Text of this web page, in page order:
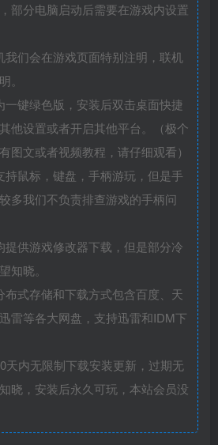
部分电脑启动后需要在游戏内设置
们会在游戏页面特别注明，联机
。
一键绿色版，安装后双击桌面快捷
他设置或者开启其他平台。（极个
图文或者视频教程，请仔细观看）
持鼠标，键盘，手柄游玩，但是手
多我们不负责排查游戏的手柄问
提供游戏修改器下载，但是部分冷
知晓。
布式存储和下载方式包含百度、天
雷等各大网盘，支持迅雷和IDM下
天内无限制下载安装更新，过期无
晓，安装后永久可玩，本站会员没